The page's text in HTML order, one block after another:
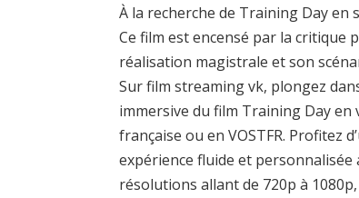
À la recherche de Training Day en
Ce film est encensé par la critique
réalisation magistrale et son
Sur film streaming vk, plongez
immersive du film Training Day en
française ou en VOSTFR. Profitez
expérience fluide et personnalisée
résolutions allant de 720p à